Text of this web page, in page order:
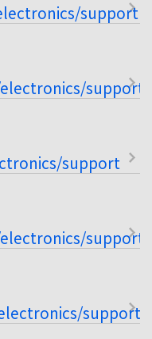
support
support
support
support
support